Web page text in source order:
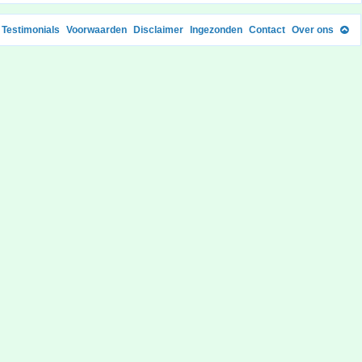
Testimonials Voorwaarden Disclaimer Ingezonden Contact Over ons